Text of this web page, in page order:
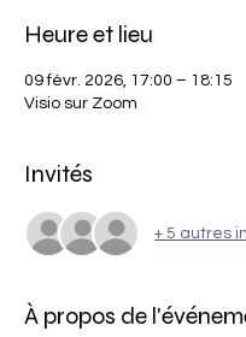
Heure et lieu
09 févr. 2026, 17:00 – 18:15
Visio sur Zoom
Invités
+ 5 autres
À propos de